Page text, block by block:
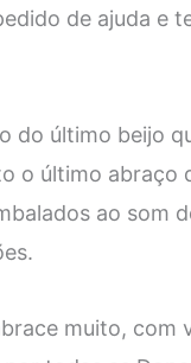
de ajuda e
do último beijo
o último abraço
ao som
muito, com